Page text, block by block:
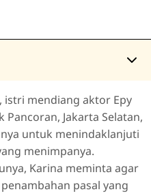
Bukti
, istri mendiang aktor Epy
Pancoran, Jakarta Selatan,
untuk menindaklanjuti
menimpanya.
Karina meminta agar
pasal yang